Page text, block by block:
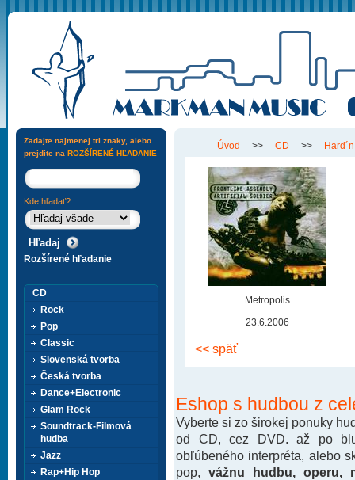
Úvod >> CD >>
Metropolis
23.6.2006
<< späť
Eshop s hudbou z
Vyberte si zo širokej ponuky
od CD, cez DVD. až po
obľúbeného interpréta, alebo
pop, vážnu hudbu, operu,
Zadajte najmenej tri znaky, alebo
prejdite na ROZŠÍRENÉ HĽADANIE
Kde hľadať?
Rozšírené hľadanie
CD
Rock
Pop
Classic
Slovenská tvorba
Česká tvorba
Dance+Electronic
Glam Rock
Soundtrack-Filmová
hudba
Jazz
Rap+Hip Hop